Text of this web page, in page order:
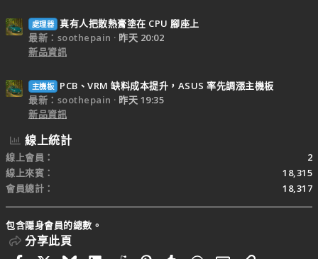
處理器 真有人把散熱膏塗在 CPU 腳座上
最新：soothepain
昨天 20:02
新品資訊
主機板
PCB、VRM 缺料成本提升，ASUS 率先調漲主機板
最新：soothepain
昨天 19:35
新品資訊
線上統計
線上會員
2
線上來賓
18,315
會員總計
18,317
包含隱身會員的總數。
分享此頁